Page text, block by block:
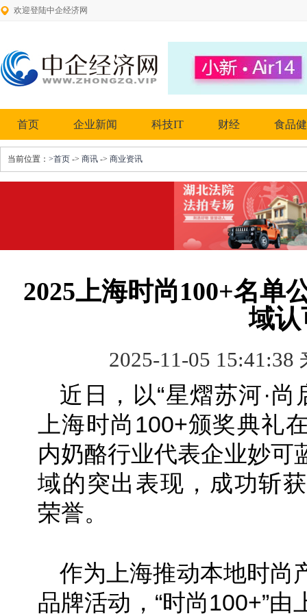
欢迎登陆中企经济网
首页 企业新闻 科技IT 财经 食品
当前位置： >首页 -> 商讯 -> 商业资讯
2025上海时尚100+名单
域认
2025-11-05 15:41:38
近日，以“星熠苏河·
上海时尚100+颁奖典礼
内奶酪行业代表企业妙可
域的突出表现，成功斩
荣誉。
作为上海推动本地时尚
品牌活动，“时尚100+”